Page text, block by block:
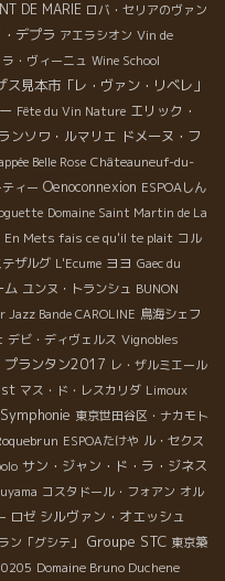
DE MARIE ロバ・セリアのヴァン
デプラ アエラシオン Vin de
・ヴィーニュ Wine School
ス見本市「レ・ヴァン・リベレ」
Fête du Vin Nature エリック・
ンソワ・ルマリエ ドメーヌ・フ
Belle Rose Châteauneuf-du-
ィー Oenoconnexion ESPOAしん
Domaine Saint Martin de La
En Mets fais ce qu'il te plait コル
ザルグ L'Ecume ヨヨ Gaec du
ム ユンヌ・トランシュ BUNON
Jazz Bande CAROLINE 鳥海シェフ
デビ・ディヴェルス Vignobles
プランタン2017 レ・ザルミエール
マス・ド・レスカリダ Limoux
Symphonie 東京世田谷区・ナカモト
ESPOAたけや ル・セクス
サン・ジャン・ド・ラ・ジネス
コスタドール・フォアン オル
ロゼ シルヴァン・オエッシュ
ン「グシテ」 Groupe STC 東京築
Domaine Bruno Duchene